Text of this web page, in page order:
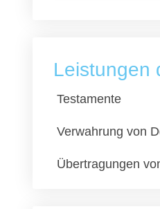
Leistungen
Testamente
Verwahrung von
Übertragungen